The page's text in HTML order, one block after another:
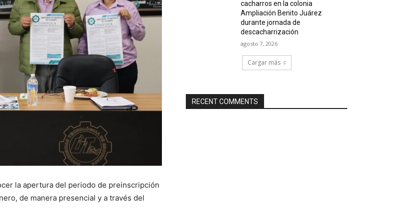
la apertura del periodo de preinscripción
de manera presencial y a través del
cacharros en la colonia
Ampliación Benito Juárez
durante jornada de
descacharrización
agosto 7, 2026
Cargar más
RECENT COMMENTS